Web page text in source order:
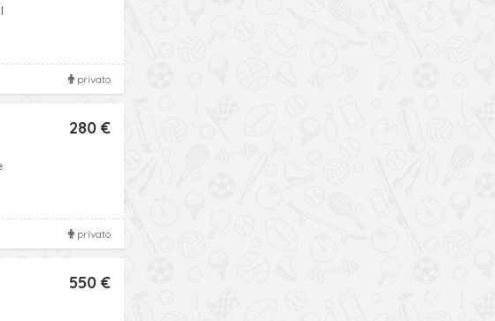
privato
280 €
privato
550 €